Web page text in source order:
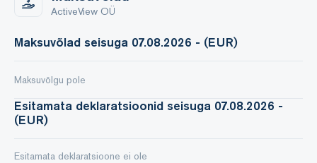
ActiveView OÜ
Maksuvõlad seisuga 07.08.2026 - (EUR)
Maksuvõlgu pole
Esitamata deklaratsioonid seisuga 07.08.2026 -
(EUR)
Esitamata deklaratsioone ei ole